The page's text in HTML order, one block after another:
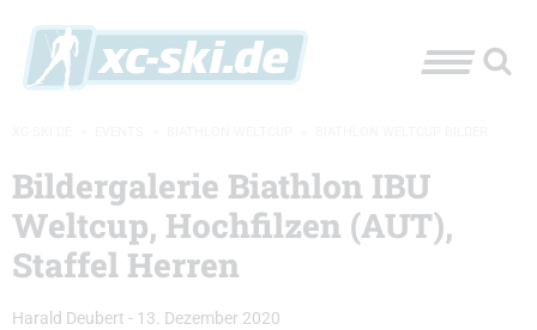
Bildergalerie Biathlon IBU
Weltcup, Hochfilzen (AUT),
Staffel Herren
Harald Deubert - 13. Dezember 2020